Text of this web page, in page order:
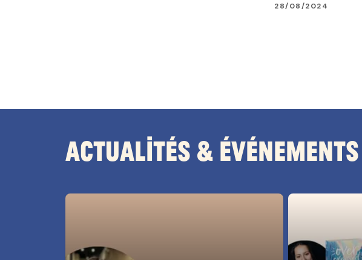
28/08/2024
Actualités & Événements